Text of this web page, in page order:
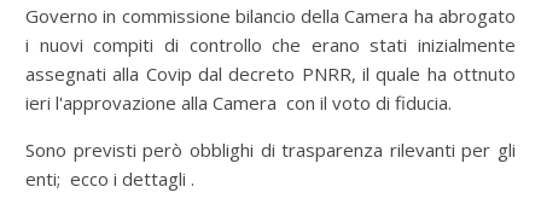
Governo in commissione bilancio della Camera ha abrogato
i nuovi compiti di controllo che erano stati inizialmente
assegnati alla Covip dal decreto PNRR, il quale ha ottnuto
ieri l'approvazione alla Camera con il voto di fiducia.
Sono previsti però obblighi di trasparenza rilevanti per gli
enti; ecco i dettagli .